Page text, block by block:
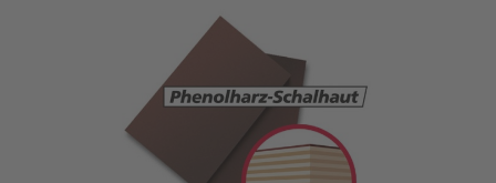
Bildergalerie überspringen